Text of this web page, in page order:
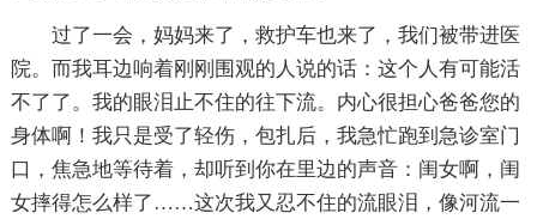
过了一会，妈妈来了，救护车也来了，我们被带进医
院。而我耳边响着刚刚围观的人说的话：这个人有可能活
不了了。我的眼泪止不住的往下流。内心很担心爸爸您的
身体啊！我只是受了轻伤，包扎后，我急忙跑到急诊室门
口，焦急地等待着，却听到你在里边的声音：闺女啊，闺
女摔得怎么样了……这次我又忍不住的流眼泪，像河流一